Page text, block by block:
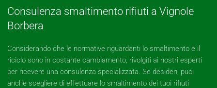
Consulenza smaltimento rifiuti a Vignole
Borbera
Considerando che le normative riguardanti lo smaltimento e il
riciclo sono in costante cambiamento, rivolgiti ai nostri esperti
per ricevere una consulenza specializzata. Se desideri, puoi
anche scegliere di effettuare lo smaltimento dei tuoi rifiuti